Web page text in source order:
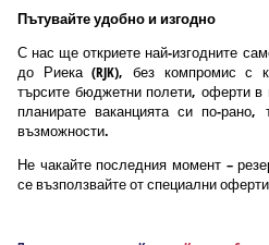
Пътувайте удобно и изгодно
С нас ще откриете най-изгодните
до Риека (RJK), без компромис с
търсите бюджетни полети, оферти
планирате ваканцията си по-рано,
възможности.
Не чакайте последния момент –
се възползвайте от специални